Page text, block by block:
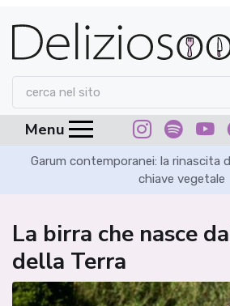
Menu
Garum contemporanei: la rinascita
chiave vegetale
La birra che nasce
della Terra